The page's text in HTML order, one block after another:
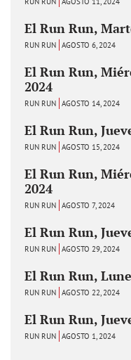
El Run Run,
RUN RUN AGOSTO 6, 2024
El Run Run,
2024
RUN RUN AGOSTO 14, 2024
El Run Run,
RUN RUN AGOSTO 15, 2024
El Run Run,
2024
RUN RUN AGOSTO 7, 2024
El Run Run,
RUN RUN AGOSTO 29, 2024
El Run Run,
RUN RUN AGOSTO 22, 2024
El Run Run,
RUN RUN AGOSTO 1, 2024